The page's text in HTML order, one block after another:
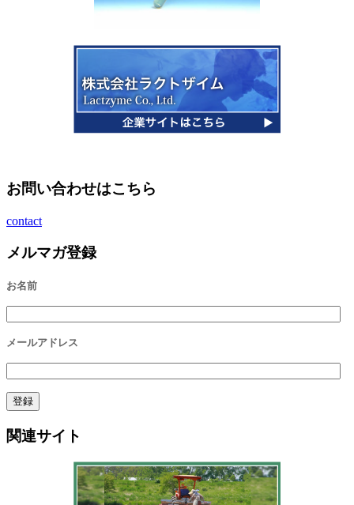
お問い合わせはこちら
contact
メルマガ登録
お名前
メールアドレス
関連サイト